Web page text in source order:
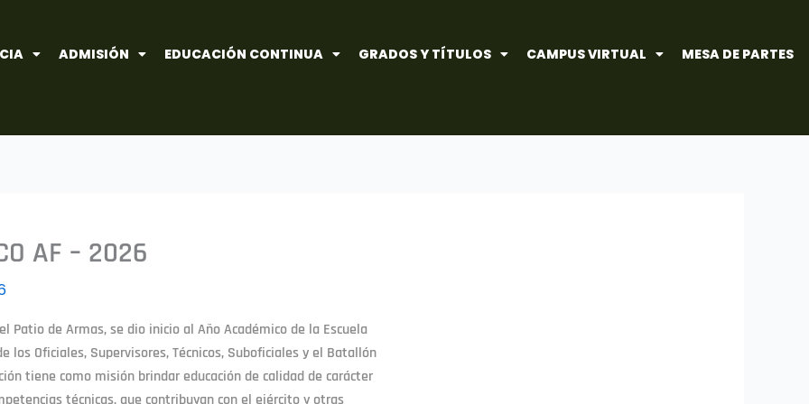
ADMISIÓN EDUCACIÓN CONTINUA GRADOS Y TÍTULOS CAMPUS VIRTUAL MESA DE PARTES
AF – 2026
Patio de Armas, se dio inicio al Año Académico de la Escuela
los Oficiales, Supervisores, Técnicos, Suboficiales y el Batallón
tiene como misión brindar educación de calidad de carácter
técnicas, que contribuyan con el ejército y otras